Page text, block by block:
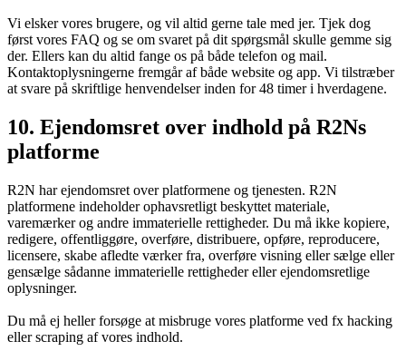
Vi elsker vores brugere, og vil altid gerne tale med jer. Tjek dog
først vores FAQ og se om svaret på dit spørgsmål skulle gemme sig
der. Ellers kan du altid fange os på både telefon og mail.
Kontaktoplysningerne fremgår af både website og app. Vi tilstræber
at svare på skriftlige henvendelser inden for 48 timer i hverdagene.
10. Ejendomsret over indhold på R2Ns
platforme
R2N har ejendomsret over platformene og tjenesten. R2N
platformene indeholder ophavsretligt beskyttet materiale,
varemærker og andre immaterielle rettigheder. Du må ikke kopiere,
redigere, offentliggøre, overføre, distribuere, opføre, reproducere,
licensere, skabe afledte værker fra, overføre visning eller sælge eller
gensælge sådanne immaterielle rettigheder eller ejendomsretlige
oplysninger.
Du må ej heller forsøge at misbruge vores platforme ved fx hacking
eller scraping af vores indhold.